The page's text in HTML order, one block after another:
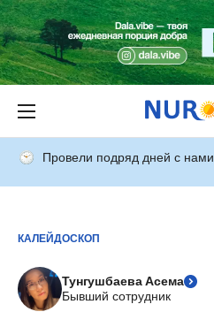
Провели подряд дней с нами
КАЛЕЙДОСКОП
Тунгушбаева Асема
Бывший сотрудник